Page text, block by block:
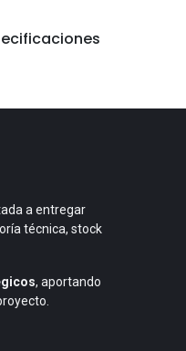
a entregar
técnica, stock
, aportando